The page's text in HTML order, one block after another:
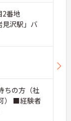
2番地
見沢駅」バ
ちの方（社
） ■経験者